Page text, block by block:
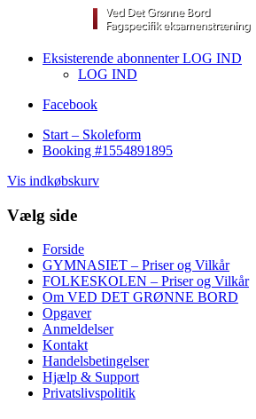
Eksisterende abonnenter LOG IND
LOG IND
Facebook
Start – Skoleform
Booking #1554891895
Vis indkøbskurv
Vælg side
Forside
GYMNASIET – Priser og Vilkår
FOLKESKOLEN – Priser og Vilkår
Om VED DET GRØNNE BORD
Opgaver
Anmeldelser
Kontakt
Handelsbetingelser
Hjælp & Support
Privatslivspolitik